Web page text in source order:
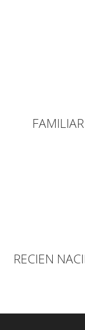
FAMILIAR
RECIEN